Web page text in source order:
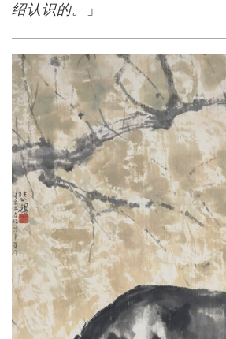
绍认识的。 」